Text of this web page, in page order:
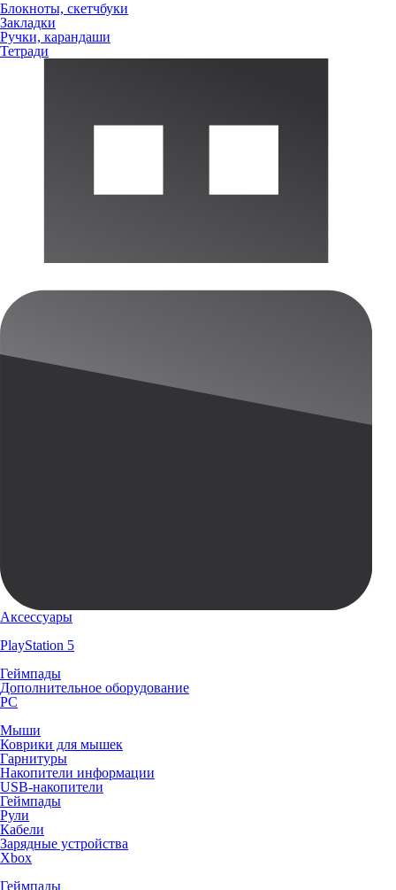
Блокноты, скетчбуки
Закладки
Ручки, карандаши
Тетради
Аксессуары
PlayStation 5
Геймпады
Дополнительное оборудование
PC
Мыши
Коврики для мышек
Гарнитуры
Накопители информации
USB-накопители
Геймпады
Рули
Кабели
Зарядные устройства
Xbox
Геймпады